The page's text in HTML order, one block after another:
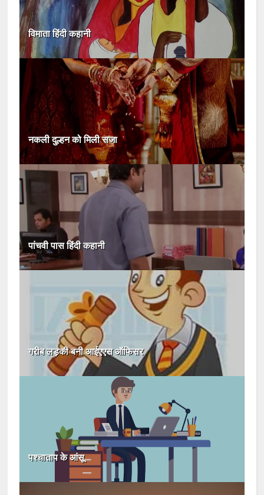
विमाता हिंदी कहानी
नकली दुल्हन को मिली सजा
पांचवी पास हिंदी कहानी
गरीब लड़की बनी आईएएस ऑफिसर
पश्चाताप के आंसू